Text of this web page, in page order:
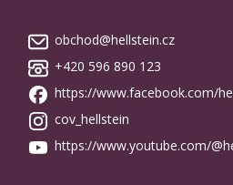
obchod@hellstein.cz
+420 596 890 123
https://www.facebook.com/
cov_hellstein
https://www.youtube.com/